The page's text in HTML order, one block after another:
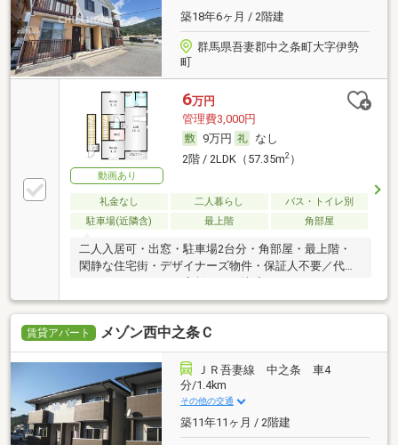
築18年6ヶ月 / 2階建
群馬県吾妻郡中之条町大字伊勢
町
動画あり
6万円
管理費3,000円
9万円
なし
2階 / 2LDK（57.35m2）
礼金なし 二人暮らし
バス・トイレ別
駐車場(近隣含)
最上階 角部屋
二人入居可・出窓・駐車場2台分・角部屋・最上階・
閑静な住宅街・デザイナーズ物件・保証人不要／代行
・ルームシェア可・家賃カード決済可
賃貸アパート メゾン西中之条Ｃ
ＪＲ吾妻線 中之条 車4
分/1.4km
その他の交通
築11年11ヶ月 / 2階建